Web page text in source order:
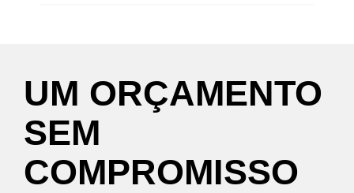
UM ORÇAMENTO
SEM
COMPROMISSO